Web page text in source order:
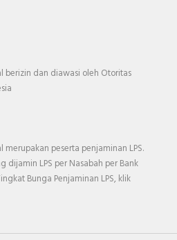
berizin dan diawasi oleh Otoritas
merupakan peserta penjaminan LPS.
dijamin LPS per Nasabah per Bank
Bunga Penjaminan LPS, klik